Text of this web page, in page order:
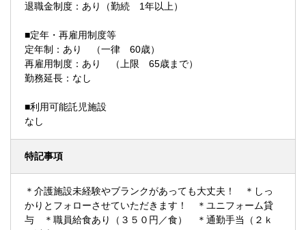
退職金制度：あり（勤続 1年以上）
■定年・再雇用制度等
定年制：あり （一律 60歳）
再雇用制度：あり （上限 65歳まで）
勤務延長：なし
■利用可能託児施設
なし
特記事項
＊介護施設未経験やブランクがあっても大丈夫！ ＊しっ
かりとフォローさせていただきます！ ＊ユニフォーム貸
与 ＊職員給食あり（３５０円／食） ＊通勤手当（２ｋ